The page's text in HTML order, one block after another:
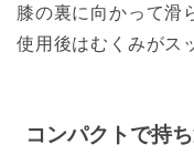
膝の裏に向かって滑
使用後はむくみがス
コンパクトで持